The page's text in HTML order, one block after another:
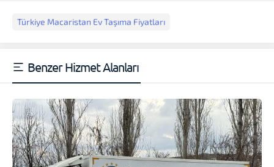
Türkiye Macaristan Ev Taşıma Fiyatları
Benzer Hizmet Alanları